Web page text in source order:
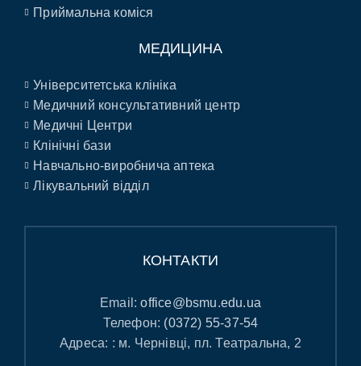
Приймальна коміся
МЕДИЦИНА
Університетська клініка
Медичний консультативний центр
Медичні Центри
Клінічні бази
Навчально-виробнича аптека
Лікувальний відділ
КОНТАКТИ
Email:office@bsmu.edu.ua
Телефон: (0372) 55-37-54
Адреса: : м. Чернівці, пл. Театральна, 2